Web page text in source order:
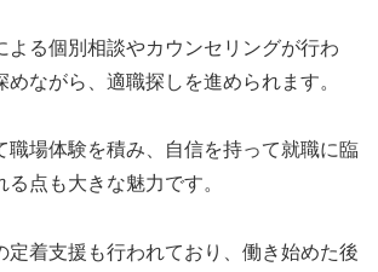
よる個別相談やカウンセリングが行わ
めながら、適職探しを進められます。
職場体験を積み、自信を持って就職に臨
点も大きな魅力です。
定着支援も行われており、働き始めた後